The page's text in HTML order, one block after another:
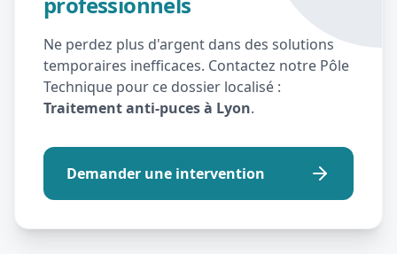
Ne perdez plus d'argent dans des solutions
temporaires inefficaces. Contactez notre Pôle
Technique pour ce dossier localisé :
Traitement anti-puces à Lyon.
Demander une intervention